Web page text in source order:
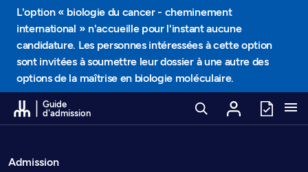
L'option « biologie du cancer - cheminement
international » n'accueille pour l'instant aucune
candidature. Les personnes intéressées à cette option
sont invitées à soumettre leur dossier à une autre des
options de la maîtrise en biologie moléculaire.
Passer au contenu
Guide
d'admission
Admission